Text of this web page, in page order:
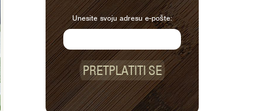
Unesite svoju adresu e-pošte:
PRETPLATITI SE